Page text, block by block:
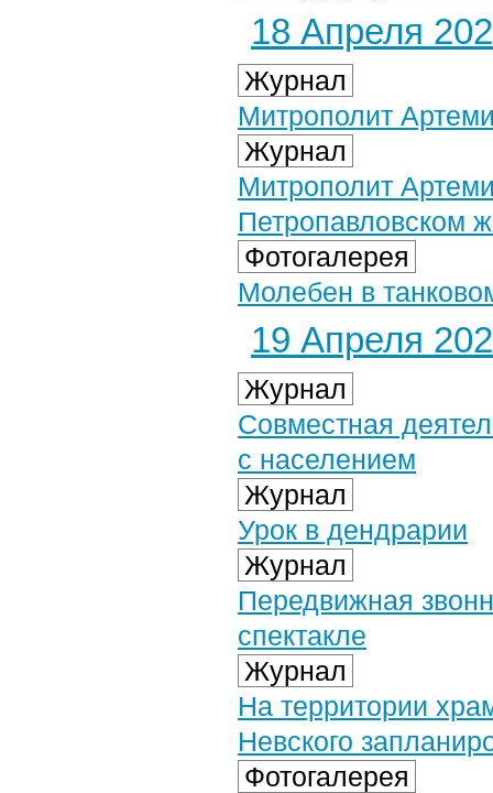
18 Апреля
Журнал
Митрополит
Журнал
Митрополит
Петропавловском
Фотогалерея
Молебен в
19 Апреля
Журнал
Совместная
с населением
Журнал
Урок в дендрарии
Журнал
Передвижная
спектакле
Журнал
На территории
Невского
Фотогалерея